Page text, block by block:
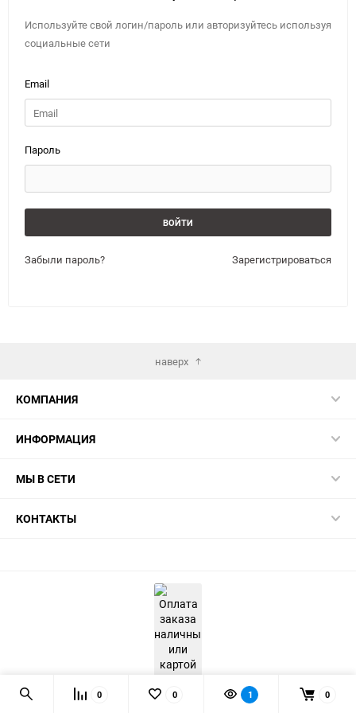
Используйте свой логин/пароль или авторизуйтесь используя
социальные сети
Email
Пароль
Забыли пароль? Зарегистрироваться
наверх
КОМПАНИЯ
ИНФОРМАЦИЯ
МЫ В СЕТИ
КОНТАКТЫ
0 0 1 0